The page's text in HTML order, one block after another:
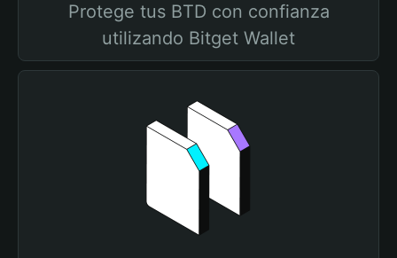
Protege tus BTD con confianza
utilizando Bitget Wallet